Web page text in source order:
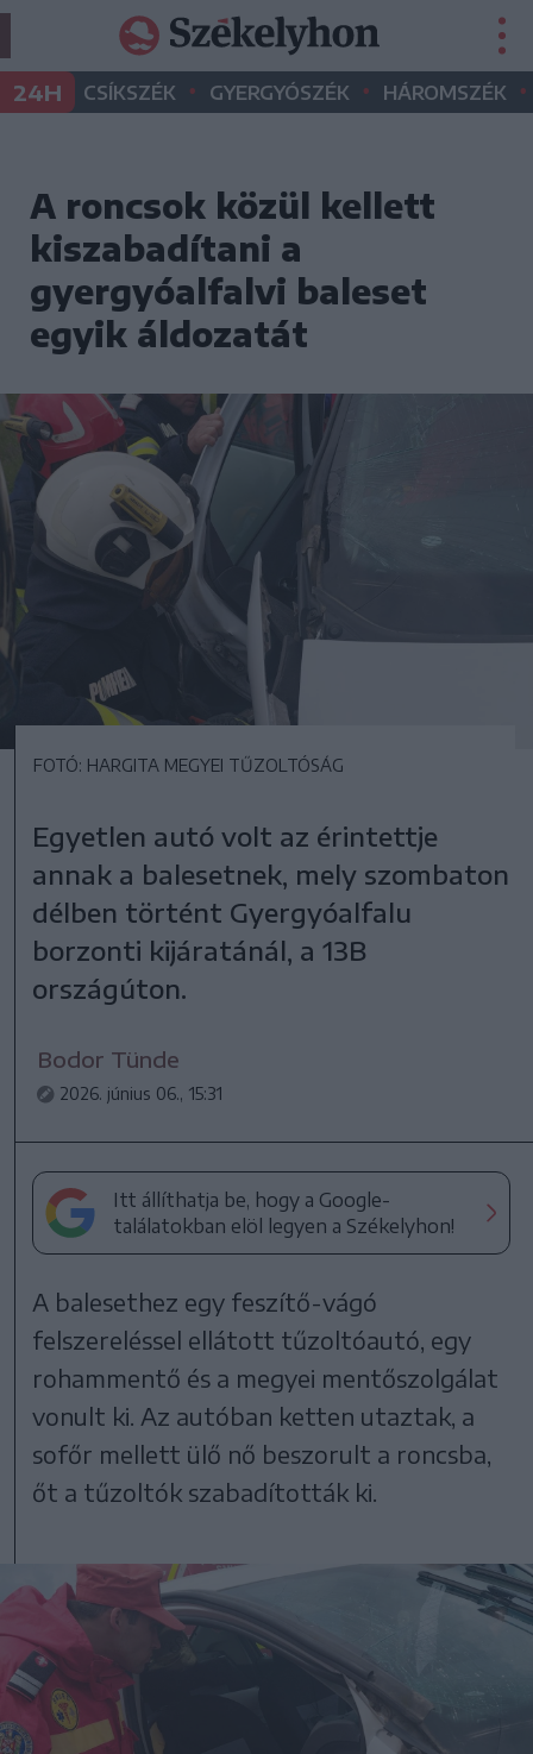
24H CSÍKSZÉK • GYERGYÓSZÉK • HÁROMSZÉK •
A roncsok közül kellett
kiszabadítani a
gyergyóalfalvi baleset
egyik áldozatát
FOTÓ: HARGITA MEGYEI TŰZOLTÓSÁG
Egyetlen autó volt az érintettje
annak a balesetnek, mely szombaton
délben történt Gyergyóalfalu
borzonti kijáratánál, a 13B
országúton.
Bodor Tünde
2026. június 06., 15:31
Itt állíthatja be, hogy a Google-
találatokban elöl legyen a Székelyhon!
A balesethez egy feszítő-vágó
felszereléssel ellátott tűzoltóautó, egy
rohammentő és a megyei mentőszolgálat
vonult ki. Az autóban ketten utaztak, a
sofőr mellett ülő nő beszorult a roncsba,
őt a tűzoltók szabadították ki.